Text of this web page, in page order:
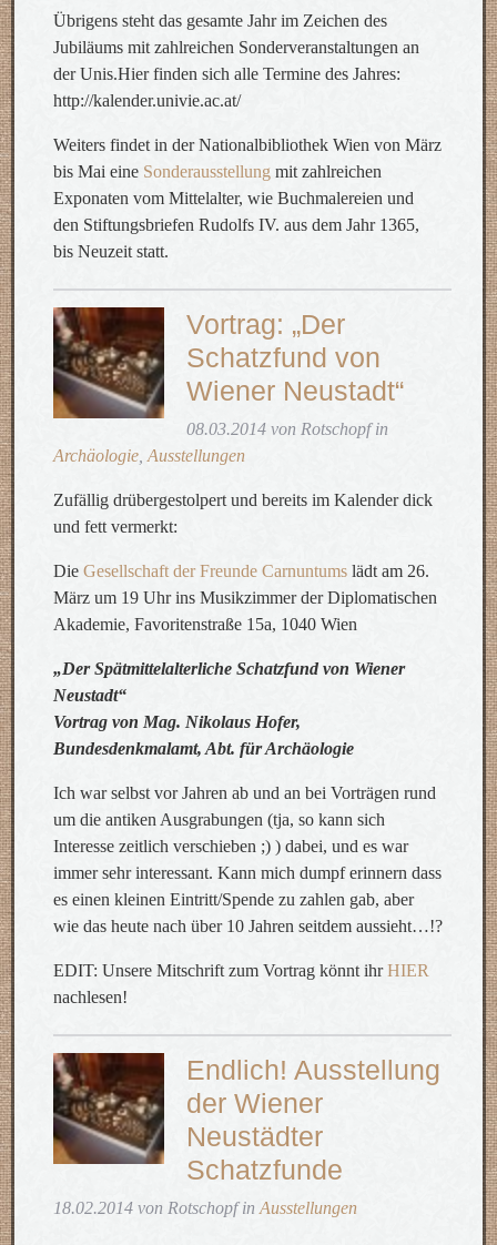
Übrigens steht das gesamte Jahr im Zeichen des
Jubiläums mit zahlreichen Sonderveranstaltungen an
der Unis.Hier finden sich alle Termine des Jahres:
http://kalender.univie.ac.at/
Weiters findet in der Nationalbibliothek Wien von März
bis Mai eine Sonderausstellung mit zahlreichen
Exponaten vom Mittelalter, wie Buchmalereien und
den Stiftungsbriefen Rudolfs IV. aus dem Jahr 1365,
bis Neuzeit statt.
Vortrag: „Der
Schatzfund von
Wiener Neustadt“
08.03.2014 von Rotschopf in
Archäologie ,Ausstellungen
Zufällig drübergestolpert und bereits im Kalender dick
und fett vermerkt:
DieGesellschaft der Freunde Carnuntums lädt am 26.
März um 19 Uhr ins Musikzimmer der Diplomatischen
Akademie, Favoritenstraße 15a, 1040 Wien
„Der Spätmittelalterliche Schatzfund von Wiener
Neustadt“
Vortrag von Mag. Nikolaus Hofer,
Bundesdenkmalamt, Abt. für Archäologie
Ich war selbst vor Jahren ab und an bei Vorträgen rund
um die antiken Ausgrabungen (tja, so kann sich
Interesse zeitlich verschieben ;) ) dabei, und es war
immer sehr interessant. Kann mich dumpf erinnern dass
es einen kleinen Eintritt/Spende zu zahlen gab, aber
wie das heute nach über 10 Jahren seitdem aussieht…!?
EDIT: Unsere Mitschrift zum Vortrag könnt ihrHIER
nachlesen!
Endlich! Ausstellung
der Wiener
Neustädter
Schatzfunde
18.02.2014 von Rotschopf inAusstellungen